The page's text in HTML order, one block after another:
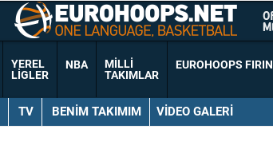
YEREL
LIGLER
NBA
MILLI
TAKIMLAR
EUROHOOPS FIRIN
TV BENIM TAKIMIM VIDEO GALERI